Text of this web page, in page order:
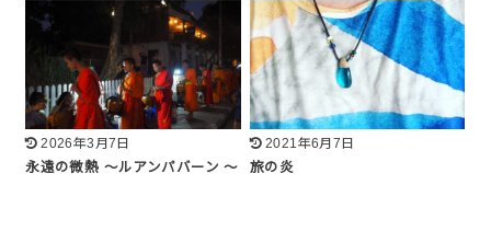
2026年3月7日
永遠の微熱 〜ルアンパバーン 〜
2021年6月7日
旅の炎